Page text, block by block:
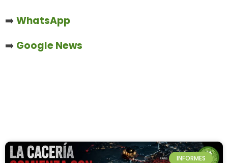
➡️WhatsApp
➡️ Google News
INFORMES